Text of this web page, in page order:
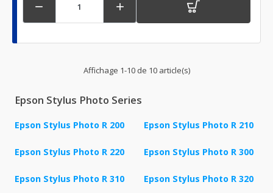
 
Affichage 1-10 de 10 article(s)
Epson Stylus Photo Series
Epson Stylus Photo R 200 Epson Stylus Photo R 210
Epson Stylus Photo R 220 Epson Stylus Photo R 300
Epson Stylus Photo R 310 Epson Stylus Photo R 320